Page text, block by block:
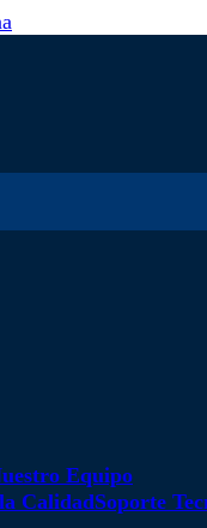
Equipo
CalidadSoporte